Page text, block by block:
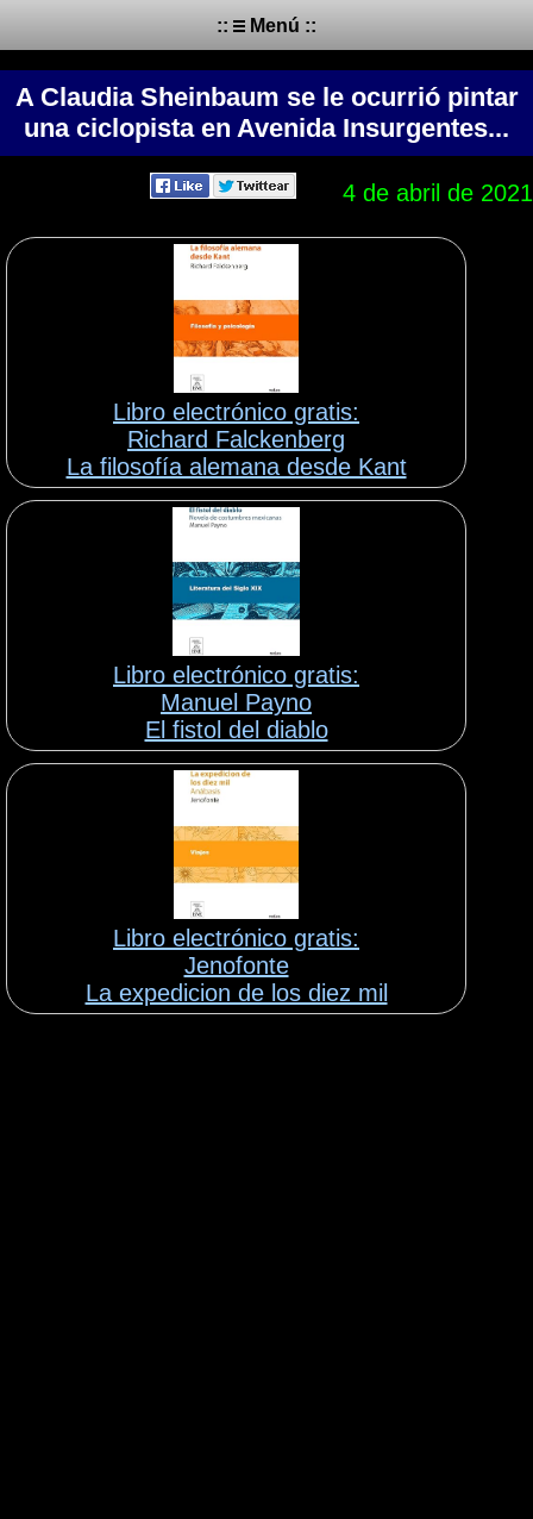
:: Menú ::
A Claudia Sheinbaum se le ocurrió pintar
una ciclopista en Avenida Insurgentes...
4 de abril de 2021
Libro electrónico gratis:
Richard Falckenberg
La filosofía alemana desde Kant
Libro electrónico gratis:
Manuel Payno
El fistol del diablo
Libro electrónico gratis:
Jenofonte
La expedicion de los diez mil